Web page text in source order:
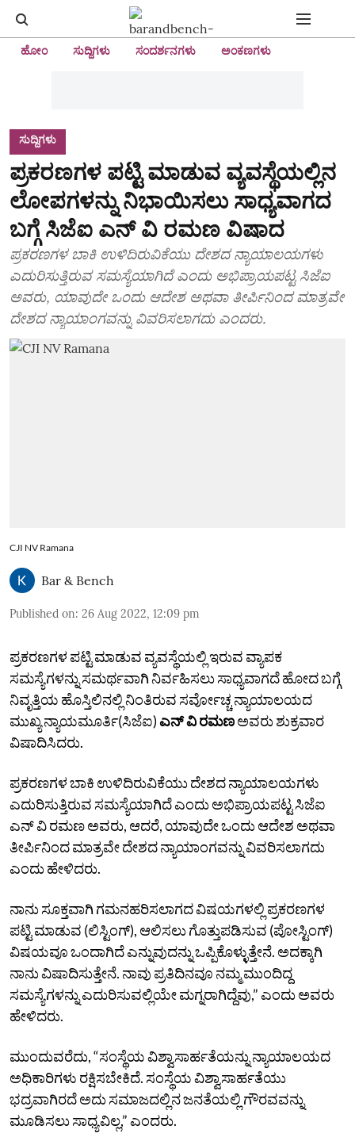
ಹೋಂ ಸುದ್ದಿಗಳು ಸಂದರ್ಶನಗಳು ಅಂಕಣಗಳು
ಸುದ್ದಿಗಳು
ಪ್ರಕರಣಗಳ ಪಟ್ಟಿ ಮಾಡುವ ವ್ಯವಸ್ಥೆಯಲ್ಲಿನ
ಲೋಪಗಳನ್ನು ನಿಭಾಯಿಸಲು ಸಾಧ್ಯವಾಗದ
ಬಗ್ಗೆ ಸಿಜೆಐ ಎನ್‌ ವಿ ರಮಣ ವಿಷಾದ
ಪ್ರಕರಣಗಳ ಬಾಕಿ ಉಳಿದಿರುವಿಕೆಯು ದೇಶದ ನ್ಯಾಯಾಲಯಗಳು
ಎದುರಿಸುತ್ತಿರುವ ಸಮಸ್ಯೆಯಾಗಿದೆ ಎಂದು ಅಭಿಪ್ರಾಯಪಟ್ಟ ಸಿಜೆಐ
ಅವರು, ಯಾವುದೇ ಒಂದು ಆದೇಶ ಅಥವಾ ತೀರ್ಪಿನಿಂದ ಮಾತ್ರವೇ
ದೇಶದ ನ್ಯಾಯಾಂಗವನ್ನು ವಿವರಿಸಲಾಗದು ಎಂದರು.
CJI NV Ramana
Bar & Bench
Published on: 26 Aug 2022, 12:09 pm
ಪ್ರಕರಣಗಳ ಪಟ್ಟಿ ಮಾಡುವ ವ್ಯವಸ್ಥೆಯಲ್ಲಿ ಇರುವ ವ್ಯಾಪಕ
ಸಮಸ್ಯೆಗಳನ್ನು ಸಮರ್ಥವಾಗಿ ನಿರ್ವಹಿಸಲು ಸಾಧ್ಯವಾಗದೆ ಹೋದ ಬಗ್ಗೆ
ನಿವೃತ್ತಿಯ ಹೊಸ್ತಿಲಿನಲ್ಲಿ ನಿಂತಿರುವ ಸರ್ವೋಚ್ಚ ನ್ಯಾಯಾಲಯದ
ಮುಖ್ಯ ನ್ಯಾಯಮೂರ್ತಿ(ಸಿಜೆಐ)ಎನ್‌ ವಿ ರಮಣಅವರು ಶುಕ್ರವಾರ
ವಿಷಾದಿಸಿದರು.
ಪ್ರಕರಣಗಳ ಬಾಕಿ ಉಳಿದಿರುವಿಕೆಯು ದೇಶದ ನ್ಯಾಯಾಲಯಗಳು
ಎದುರಿಸುತ್ತಿರುವ ಸಮಸ್ಯೆಯಾಗಿದೆ ಎಂದು ಅಭಿಪ್ರಾಯಪಟ್ಟ ಸಿಜೆಐ
ಎನ್‌ ವಿ ರಮಣ ಅವರು, ಆದರೆ, ಯಾವುದೇ ಒಂದು ಆದೇಶ ಅಥವಾ
ತೀರ್ಪಿನಿಂದ ಮಾತ್ರವೇ ದೇಶದ ನ್ಯಾಯಾಂಗವನ್ನು ವಿವರಿಸಲಾಗದು
ಎಂದು ಹೇಳಿದರು.
ನಾನು ಸೂಕ್ತವಾಗಿ ಗಮನಹರಿಸಲಾಗದ ವಿಷಯಗಳಲ್ಲಿ ಪ್ರಕರಣಗಳ
ಪಟ್ಟಿ ಮಾಡುವ (ಲಿಸ್ಟಿಂಗ್‌), ಆಲಿಸಲು ಗೊತ್ತುಪಡಿಸುವ (ಪೋಸ್ಟಿಂಗ್)
ವಿಷಯವೂ ಒಂದಾಗಿದೆ ಎನ್ನುವುದನ್ನು ಒಪ್ಪಿಕೊಳ್ಳುತ್ತೇನೆ. ಅದಕ್ಕಾಗಿ
ನಾನು ವಿಷಾದಿಸುತ್ತೇನೆ. ನಾವು ಪ್ರತಿದಿನವೂ ನಮ್ಮ ಮುಂದಿದ್ದ
ಸಮಸ್ಯೆಗಳನ್ನು ಎದುರಿಸುವಲ್ಲಿಯೇ ಮಗ್ನರಾಗಿದ್ದೆವು,” ಎಂದು ಅವರು
ಹೇಳಿದರು.
ಮುಂದುವರೆದು, “ಸಂಸ್ಥೆಯ ವಿಶ್ವಾಸಾರ್ಹತೆಯನ್ನು ನ್ಯಾಯಾಲಯದ
ಅಧಿಕಾರಿಗಳು ರಕ್ಷಿಸಬೇಕಿದೆ. ಸಂಸ್ಥೆಯ ವಿಶ್ವಾಸಾರ್ಹತೆಯು
ಭದ್ರವಾಗಿರದೆ ಅದು ಸಮಾಜದಲ್ಲಿನ ಜನತೆಯಲ್ಲಿ ಗೌರವವನ್ನು
ಮೂಡಿಸಲು ಸಾಧ್ಯವಿಲ್ಲ,” ಎಂದರು.